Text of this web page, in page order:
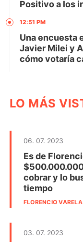
Positivo a los
12:51 PM
Una encuesta
Javier Milei y
cómo votaría
LO MÁS
06. 07. 2023
Es de
cobrar y lo
tiempo
FLORENCIO VARELA
03. 07. 2023